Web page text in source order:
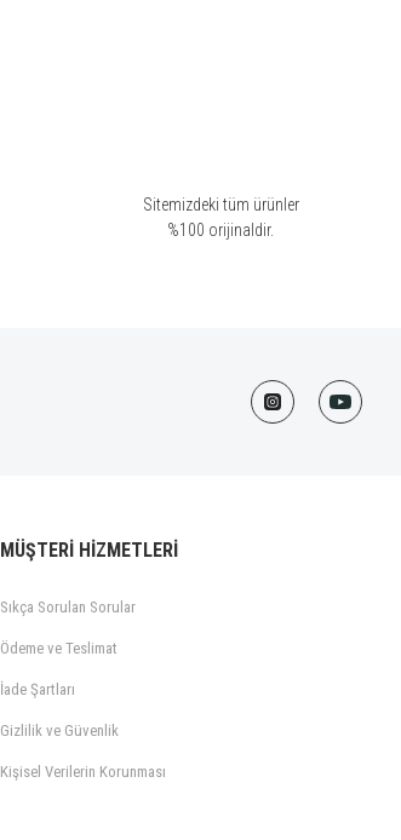
Sitemizdeki tüm ürünler
%100 orijinaldir.
MÜŞTERİ HİZMETLERİ
Sıkça Sorulan Sorular
Ödeme ve Teslimat
İade Şartları
Gizlilik ve Güvenlik
Kişisel Verilerin Korunması